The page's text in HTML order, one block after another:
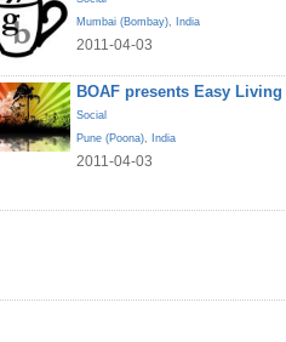
Mumbai (Bombay), India
2011-04-03
BOAF presents Easy
Social
Pune (Poona), India
2011-04-03